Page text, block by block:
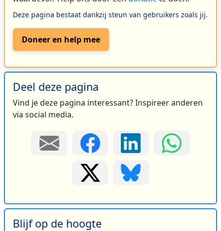
Deze pagina bestaat dankzij steun van gebruikers zoals jij.
Doneer en help mee
Deel deze pagina
Vind je deze pagina interessant? Inspireer anderen
via social media.
Blijf op de hoogte